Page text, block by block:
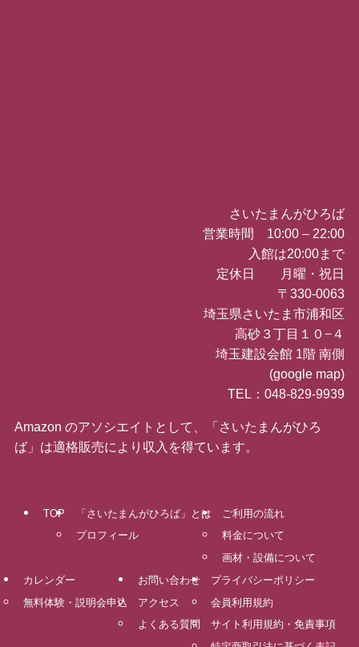
さいたまんがひろば
営業時間 10:00 – 22:00
入館は20:00まで
定休日 月曜・祝日
〒330-0063
埼玉県さいたま市浦和区
高砂３丁目１０−４
埼玉建設会館 1階 南側
(google map)
TEL：048-829-9939
Amazon のアソシエイトとして、「さいたまんがひろ
ば」は適格販売により収入を得ています。
TOP
「さいたまんがひろば」とは
プロフィール
ご利用の流れ
料金について
画材・設備について
カレンダー
無料体験・説明会申込
お問い合わせ
アクセス
よくある質問
プライバシーポリシー
会員利用規約
サイト利用規約・免責事項